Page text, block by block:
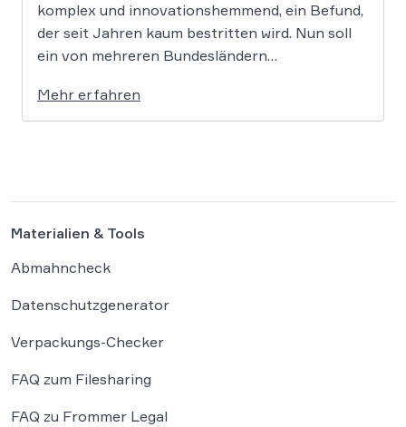
komplex und innovationshemmend, ein Befund,
der seit Jahren kaum bestritten wird. Nun soll
ein von mehreren Bundesländern
schaffen. Der Ansatz ist ambitioniert:
Unternehmensgründungen sollen künftig
Mehr erfahren
Materialien & Tools
Abmahncheck
Datenschutzgenerator
Verpackungs-Checker
FAQ zum Filesharing
FAQ zu Frommer Legal